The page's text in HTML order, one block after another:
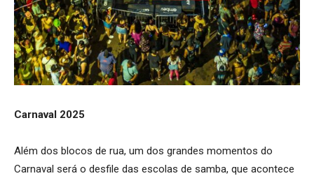
Carnaval 2025
Além dos blocos de rua, um dos grandes momentos do
Carnaval será o desfile das escolas de samba, que acontece